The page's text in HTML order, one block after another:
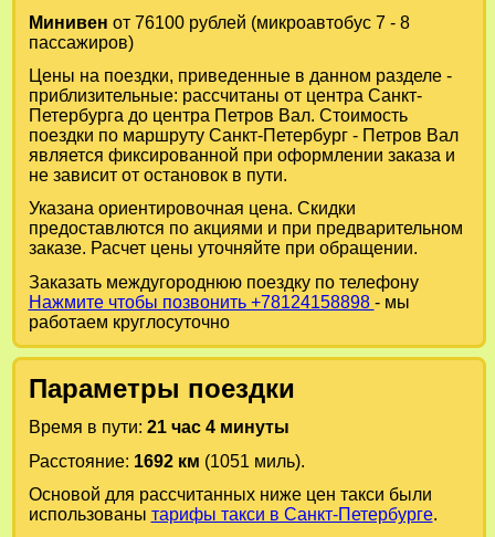
Минивен от 76100 рублей (микроавтобус 7 - 8
пассажиров)
Цены на поездки, приведенные в данном разделе -
приблизительные: рассчитаны от центра Санкт-
Петербурга до центра Петров Вал. Стоимость
поездки по маршруту Санкт-Петербург - Петров Вал
является фиксированной при оформлении заказа и
не зависит от остановок в пути.
Указана ориентировочная цена. Скидки
предоставлются по акциями и при предварительном
заказе. Расчет цены уточняйте при обращении.
Заказать междугороднюю поездку по телефону
Нажмите чтобы позвонить +78124158898 - мы
работаем круглосуточно
Параметры поездки
Время в пути: 21 час 4 минуты
Расстояние: 1692 км (1051 миль).
Основой для рассчитанных ниже цен такси были
использованы тарифы такси в Санкт-Петербурге.